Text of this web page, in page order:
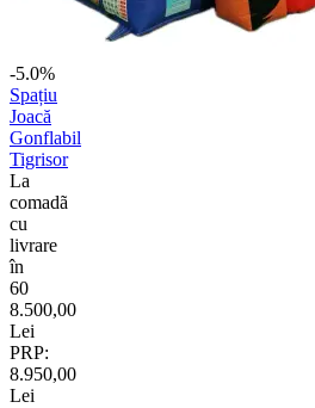
-5.0%
Spațiu
Joacă
Gonflabil
Tigrisor
La
comadã
cu
livrare
în
60
8.500,00
Lei
PRP:
8.950,00
Lei